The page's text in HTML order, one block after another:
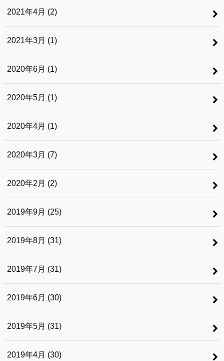
2021年4月 (2)
2021年3月 (1)
2020年6月 (1)
2020年5月 (1)
2020年4月 (1)
2020年3月 (7)
2020年2月 (2)
2019年9月 (25)
2019年8月 (31)
2019年7月 (31)
2019年6月 (30)
2019年5月 (31)
2019年4月 (30)